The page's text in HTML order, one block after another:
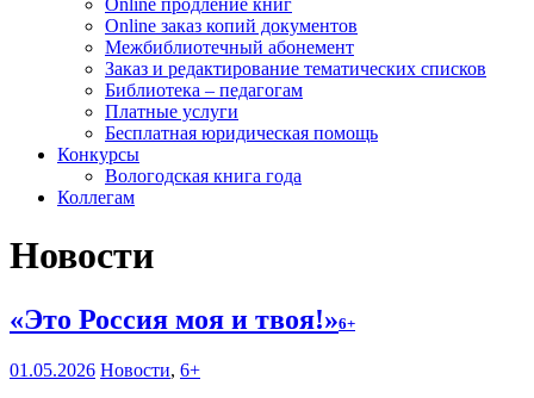
Online продление книг
Online заказ копий документов
Межбиблиотечный абонемент
Заказ и редактирование тематических списков
Библиотека – педагогам
Платные услуги
Бесплатная юридическая помощь
Конкурсы
Вологодская книга года
Коллегам
Новости
«Это Россия моя и твоя!»6+
01.05.2026 Новости, 6+